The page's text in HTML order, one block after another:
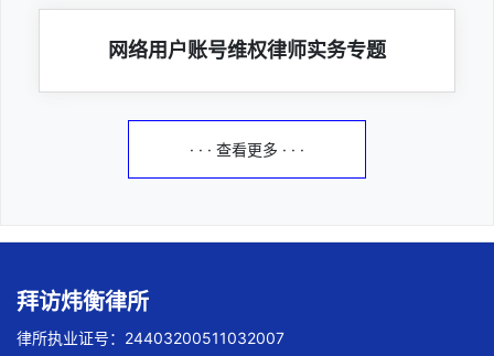
网络用户账号维权律师实务专题
· · · 查看更多 · · ·
拜访炜衡律所
律所执业证号：24403200511032007